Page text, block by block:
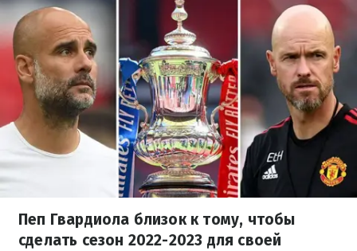
Пеп Гвардиола близок к тому, чтобы
сделать сезон 2022-2023 для своей